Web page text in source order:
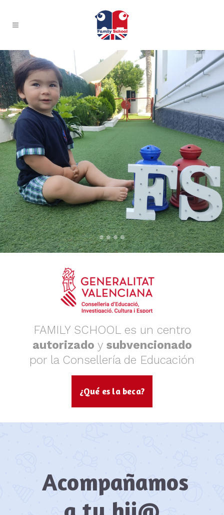
FAMILY SCHOOL es un centro
autorizado y subvencionado
por la Consellería de Educación
¿Qué es la beca?
Acompañamos